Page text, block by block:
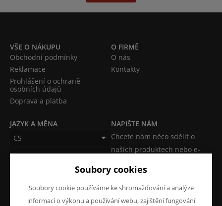
VŠE O NÁKUPU
Obchodní podmínky
Reklamace
Prohlášení o ochraně
osobních údajů
Doprava a platba
O FIRMĚ
O nás
Kontakty
JAZYK A MĚNA
CS
CZK (Kč)
NAPIŠTE NÁM
Chcete nám něco sdělit o
našich produktech nebo e-
Soubory cookies
Soubory cookie používáme ke shromažďování a analýze
informací o výkonu a používání webu, zajištění fungování